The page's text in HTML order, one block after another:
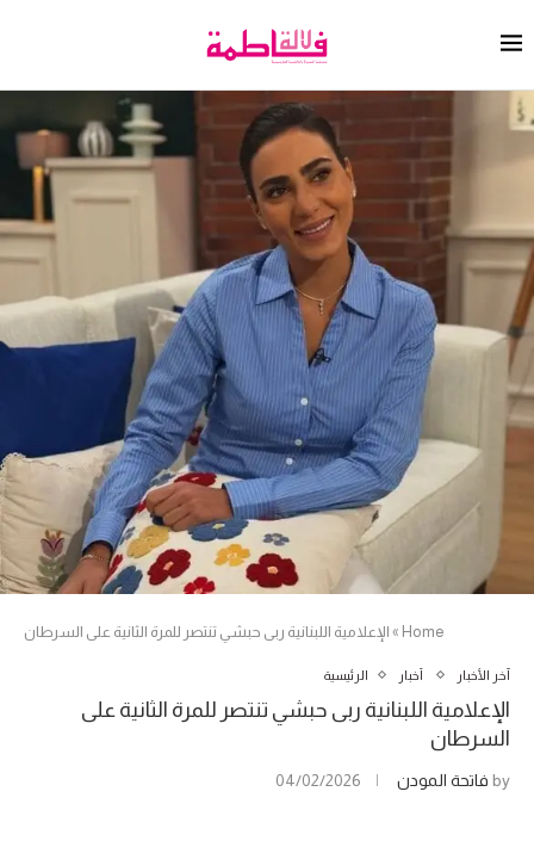
Home
» الإعلامية اللبنانية ربى حبشي تنتصر للمرة الثانية على السرطان
آخر الأخبار أخبار الرئيسية
الإعلامية اللبنانية ربى حبشي تنتصر للمرة الثانية على
السرطان
by فاتحة المودن 04/02/2026